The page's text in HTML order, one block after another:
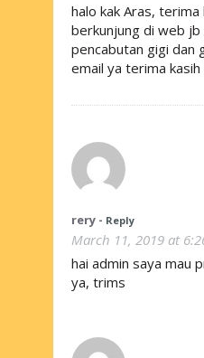
halo kak Aras, terima
berkunjung di web
pencabutan gigi dan
email ya terima kasih
rery - Reply
March 11, 2019 at
hai admin saya mau
ya, trims